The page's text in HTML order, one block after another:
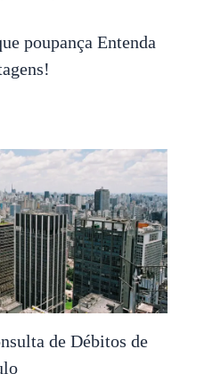
poupança Entenda
de Débitos de